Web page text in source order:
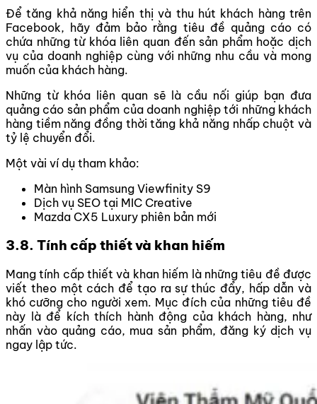
Để tăng khả năng hiển thị và thu hút khách hàng trên
Facebook, hãy đảm bảo rằng tiêu đề quảng cáo có
chứa những từ khóa liên quan đến sản phẩm hoặc dịch
vụ của doanh nghiệp cùng với những nhu cầu và mong
muốn của khách hàng.
Những từ khóa liên quan sẽ là cầu nối giúp bạn đưa
quảng cáo sản phẩm của doanh nghiệp tới những khách
hàng tiềm năng đồng thời tăng khả năng nhấp chuột và
tỷ lệ chuyển đổi.
Một vài ví dụ tham khảo:
Màn hình Samsung Viewfinity S9
Dịch vụ SEO tại MIC Creative
Mazda CX5 Luxury phiên bản mới
3.8. Tính cấp thiết và khan hiếm
Mang tính cấp thiết và khan hiếm là những tiêu đề được
viết theo một cách để tạo ra sự thúc đẩy, hấp dẫn và
khó cưỡng cho người xem. Mục đích của những tiêu đề
này là để kích thích hành động của khách hàng, như
nhấn vào quảng cáo, mua sản phẩm, đăng ký dịch vụ
ngay lập tức.